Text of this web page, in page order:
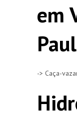
em
-> Caça-